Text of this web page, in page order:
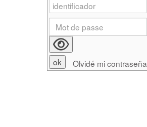
Olvidé mi contraseña